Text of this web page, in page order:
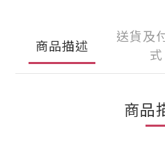
商品描述
送貨及
式
商品